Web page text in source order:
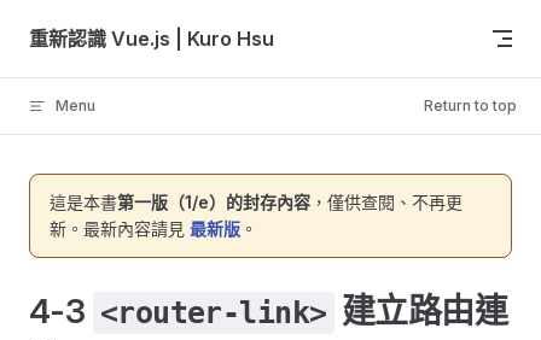
Skip to content
重新認識 Vue.js | Kuro Hsu
Menu Return to top
這是本書第一版（1/e）的封存內容 ，僅供查閱、不再更
新。最新內容請見 最新版 。
4-3 <router-link> 建立路由連